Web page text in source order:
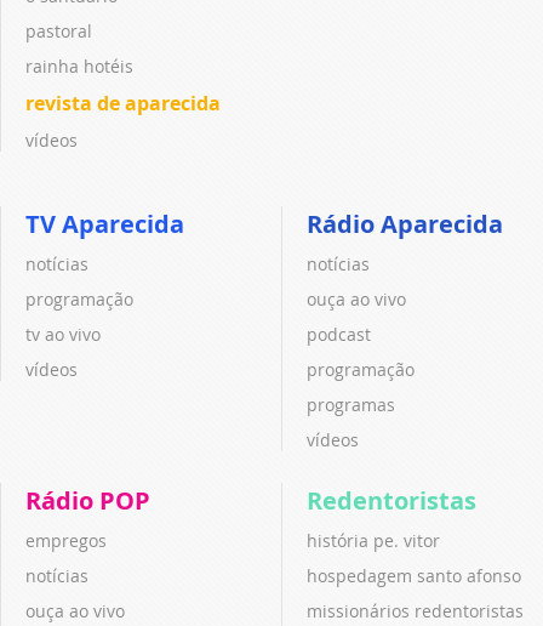
pastoral
rainha hotéis
revista de aparecida
vídeos
TV Aparecida
notícias
programação
tv ao vivo
vídeos
Rádio Aparecida
notícias
ouça ao vivo
podcast
programação
programas
vídeos
Rádio POP
empregos
notícias
ouça ao vivo
Redentoristas
história pe. vitor
hospedagem santo afonso
missionários redentoristas